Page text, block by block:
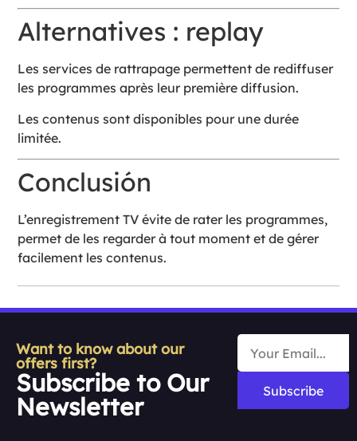
Alternatives : replay
Les services de rattrapage permettent de rediffuser
les programmes après leur première diffusion.
Les contenus sont disponibles pour une durée
limitée.
Conclusión
L’enregistrement TV évite de rater les programmes,
permet de les regarder à tout moment et de gérer
facilement les contenus.
Want to know about our
offers first?
Subscribe to Our
Newsletter
Subscribe